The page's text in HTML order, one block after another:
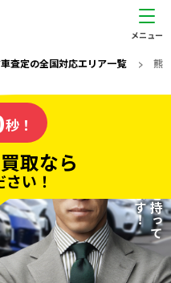
査定の全国対応エリア一覧> 熊
私たちが責任を持って
査定いたします！
秒！
取なら
い！
完了！